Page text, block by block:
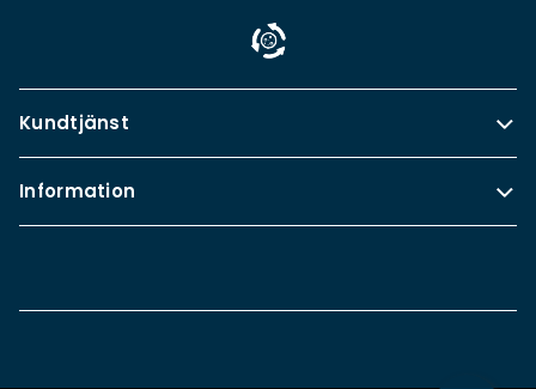
Kundtjänst
Information